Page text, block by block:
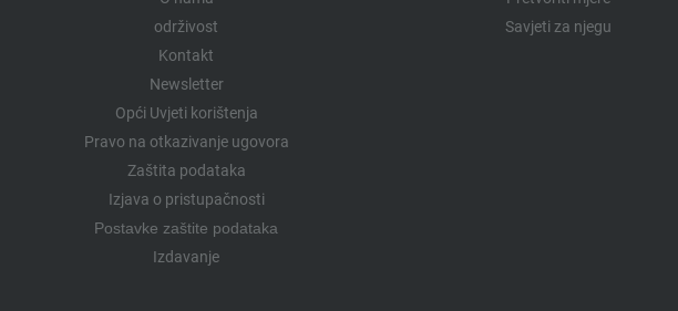
održivost
Kontakt
Newsletter
Opći Uvjeti korištenja
Pravo na otkazivanje ugovora
Zaštita podataka
Izjava o pristupačnosti
Postavke zaštite podataka
Izdavanje
Savjeti za njegu